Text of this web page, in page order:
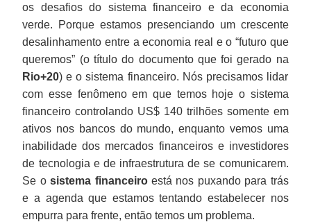
os desafios do sistema financeiro e da economia
verde. Porque estamos presenciando um crescente
desalinhamento entre a economia real e o “futuro que
queremos” (o título do documento que foi gerado na
Rio+20) e o sistema financeiro. Nós precisamos lidar
com esse fenômeno em que temos hoje o sistema
financeiro controlando US$ 140 trilhões somente em
ativos nos bancos do mundo, enquanto vemos uma
inabilidade dos mercados financeiros e investidores
de tecnologia e de infraestrutura de se comunicarem.
Se osistema financeiroestá nos puxando para trás
e a agenda que estamos tentando estabelecer nos
empurra para frente, então temos um problema.